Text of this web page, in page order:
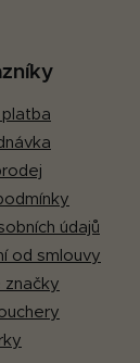
platba
údajů
od smlouvy
značky